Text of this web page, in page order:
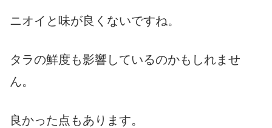
ニオイと味が良くないですね。
タラの鮮度も影響しているのかもしれませ
ん。
良かった点もあります。